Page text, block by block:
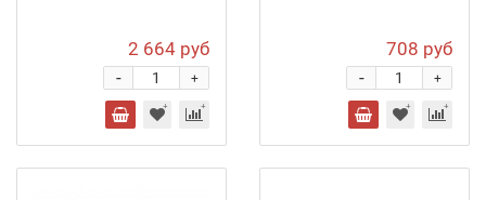
2 664 руб
+
-
708 руб
+
-